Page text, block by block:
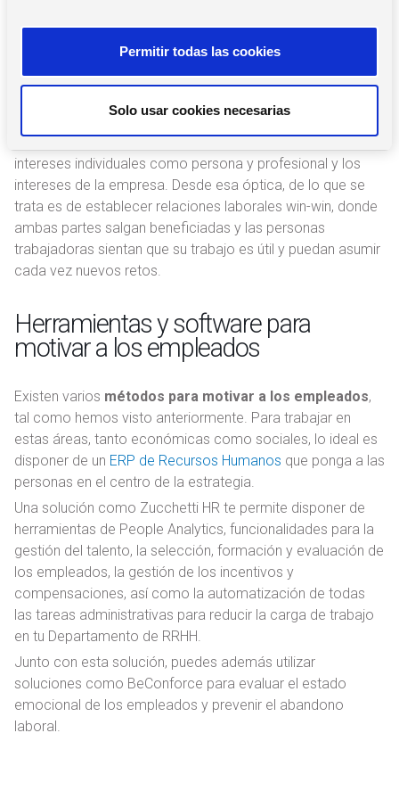
n
m
i
e
n
t
o
Permitir todas las cookies
Solo usar cookies necesarias
sientan reconocidas en su trabajo tiene distintas vertientes.
No es suficiente premiarlas económicamente, ni tampoco
en cuanto a la carrera laboral y las expectativas de
Hay que trabajar con las personas desde un enfoque
integral, de 360º, buscando la máxima sintonía entre sus
intereses individuales como persona y profesional y los
intereses de la empresa. Desde esa óptica, de lo que se
trata es de establecer relaciones laborales win-win, donde
ambas partes salgan beneficiadas y las personas
trabajadoras sientan que su trabajo es útil y puedan asumir
cada vez nuevos retos.
Herramientas y software para
motivar a los empleados
Existen varios métodos para motivar a los empleados,
tal como hemos visto anteriormente. Para trabajar en
estas áreas, tanto económicas como sociales, lo ideal es
disponer de un ERP de Recursos Humanos que ponga a las
personas en el centro de la estrategia.
Una solución como Zucchetti HR te permite disponer de
herramientas de People Analytics, funcionalidades para la
gestión del talento, la selección, formación y evaluación de
los empleados, la gestión de los incentivos y
compensaciones, así como la automatización de todas
las tareas administrativas para reducir la carga de trabajo
en tu Departamento de RRHH.
Junto con esta solución, puedes además utilizar
soluciones como BeConforce para evaluar el estado
emocional de los empleados y prevenir el abandono
laboral.